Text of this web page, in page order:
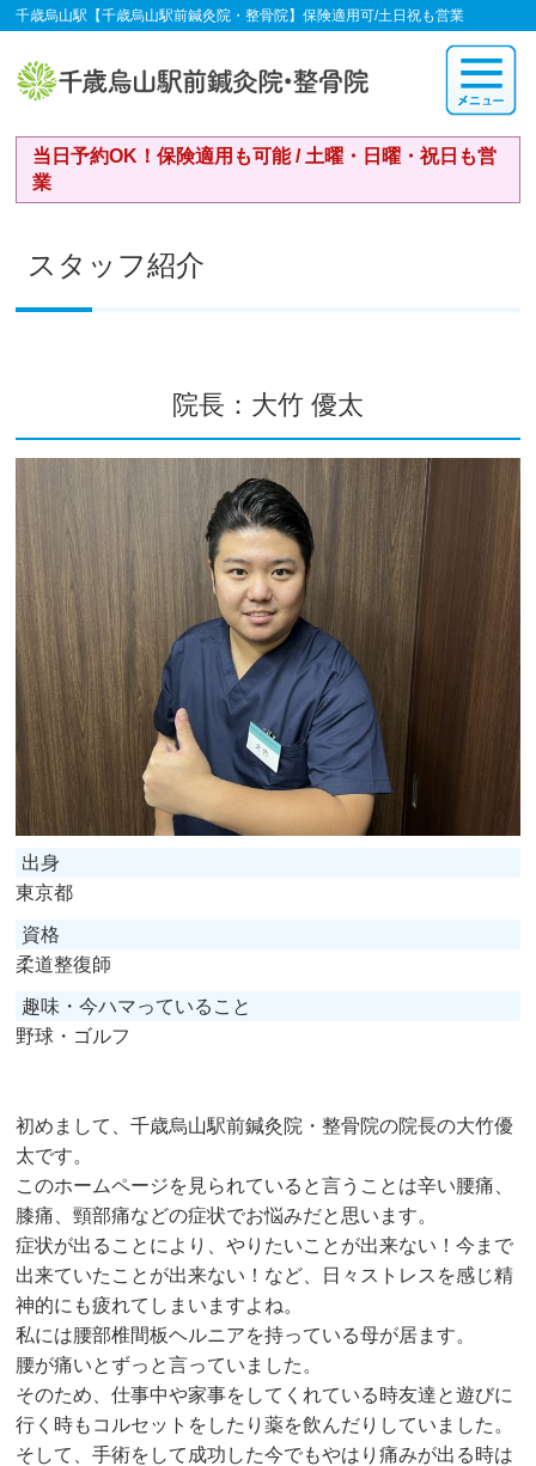
千歳烏山駅【千歳烏山駅前鍼灸院・整骨院】保険適用可/土日祝も営業
当日予約OK！保険適用も可能 / 土曜・日曜・祝日も営
業
スタッフ紹介
院長：大竹 優太
出身
東京都
資格
柔道整復師
趣味・今ハマっていること
野球・ゴルフ
初めまして、千歳烏山駅前鍼灸院・整骨院の院長の大竹優
太です。
このホームページを見られていると言うことは辛い腰痛、
膝痛、頸部痛などの症状でお悩みだと思います。
症状が出ることにより、やりたいことが出来ない！今まで
出来ていたことが出来ない！など、日々ストレスを感じ精
神的にも疲れてしまいますよね。
私には腰部椎間板ヘルニアを持っている母が居ます。
腰が痛いとずっと言っていました。
そのため、仕事中や家事をしてくれている時友達と遊びに
行く時もコルセットをしたり薬を飲んだりしていました。
そして、手術をして成功した今でもやはり痛みが出る時は